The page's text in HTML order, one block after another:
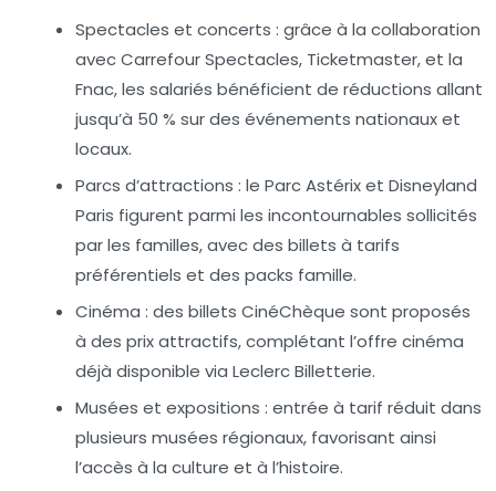
Spectacles et concerts : grâce à la collaboration
avec Carrefour Spectacles, Ticketmaster, et la
Fnac, les salariés bénéficient de réductions allant
jusqu’à 50 % sur des événements nationaux et
locaux.
Parcs d’attractions : le Parc Astérix et Disneyland
Paris figurent parmi les incontournables sollicités
par les familles, avec des billets à tarifs
préférentiels et des packs famille.
Cinéma : des billets CinéChèque sont proposés
à des prix attractifs, complétant l’offre cinéma
déjà disponible via Leclerc Billetterie.
Musées et expositions : entrée à tarif réduit dans
plusieurs musées régionaux, favorisant ainsi
l’accès à la culture et à l’histoire.